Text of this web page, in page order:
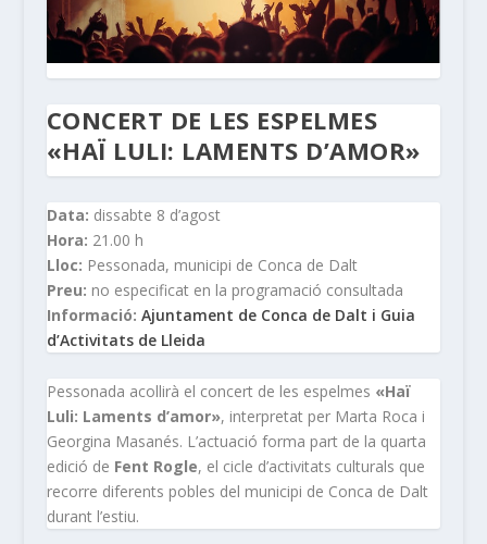
CONCERT DE LES ESPELMES
«HAÏ LULI: LAMENTS D’AMOR»
Data: dissabte 8 d’agost
Hora: 21.00 h
Lloc: Pessonada, municipi de Conca de Dalt
Preu: no especificat en la programació consultada
Informació: Ajuntament de Conca de Dalt i Guia
d’Activitats de Lleida
Pessonada acollirà el concert de les espelmes «Haï
Luli: Laments d’amor», interpretat per Marta Roca i
Georgina Masanés. L’actuació forma part de la quarta
edició de Fent Rogle, el cicle d’activitats culturals que
recorre diferents pobles del municipi de Conca de Dalt
durant l’estiu.